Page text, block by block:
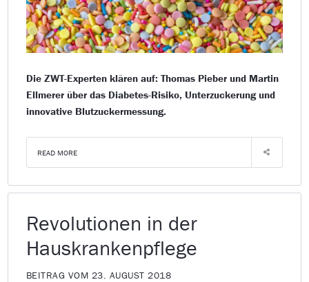
Die ZWT-Experten klären auf: Thomas Pieber und Martin
Ellmerer über das Diabetes-Risiko, Unterzuckerung und
innovative Blutzuckermessung.
READ MORE
Revolutionen in der
Hauskrankenpflege
BEITRAG VOM 23. AUGUST 2018